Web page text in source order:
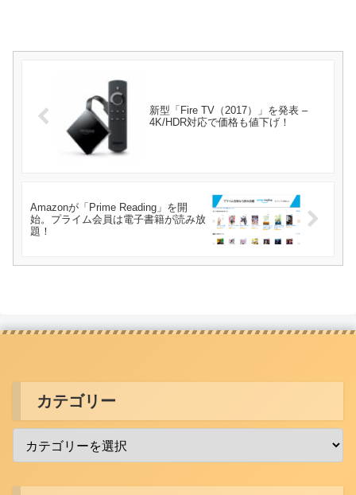
新型「Fire TV（2017）」を発表 –
4K/HDR対応で価格も値下げ！
Amazonが「Prime Reading」を開
始。プライム会員は電子書籍が読み放
題！
カテゴリー